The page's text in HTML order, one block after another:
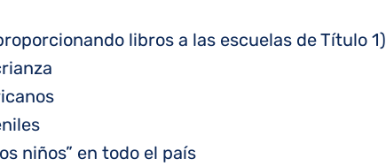
libros a las escuelas de Título 1)
niños” en todo el país